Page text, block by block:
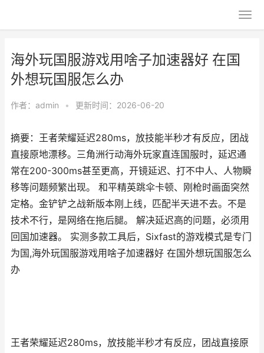
海外玩国服游戏用啥子加速器好 在国
外想玩国服怎么办
作者： admin • 更新时间：2026-06-20
摘要：王者荣耀延迟280ms，放技能半秒才有反应，团战
直接原地漂移。三角洲行动海外玩家直连国服时，延迟通
常在200-300ms甚至更高，开镜延迟、打不中人、人物瞬
移等问题频繁出现。 和平精英跳伞卡顿、刚枪时画面突然
定格。金铲铲之战新版本刚上线，匹配半天进不去。不是
技术不行，是网络在拖后腿。 解决延迟高的问题，必须用
回国加速器。 实测多款工具后，Sixfast的游戏模式是专门
为国,海外玩国服游戏用啥子加速器好 在国外想玩国服怎么
办
王者荣耀延迟280ms，放技能半秒才有反应，团战直接原